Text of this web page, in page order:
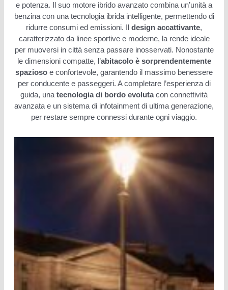
e potenza. Il suo motore ibrido avanzato combina un’unità a
benzina con una tecnologia ibrida intelligente, permettendo di
ridurre consumi ed emissioni. Il design accattivante,
caratterizzato da linee sportive e moderne, la rende ideale
per muoversi in città senza passare inosservati. Nonostante
le dimensioni compatte, l’abitacolo è sorprendentemente
spazioso e confortevole, garantendo il massimo benessere
per conducente e passeggeri. A completare l’esperienza di
guida, una tecnologia di bordo evolutacon connettività
avanzata e un sistema di infotainment di ultima generazione,
per restare sempre connessi durante ogni viaggio.